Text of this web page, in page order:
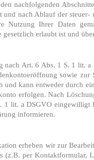
nachfolgenden
und nach Ablauf der
Nutzung Ihrer Daten
erlaubt ist und
nach Art. 6 Abs. 1 S. 1 lit.
sowie
kann entweder durch
erfolgen. Nach
1 lit. a DSGVO eingewilligt
informieren.
erheben wir zur
(z.B. per Kontaktformular,